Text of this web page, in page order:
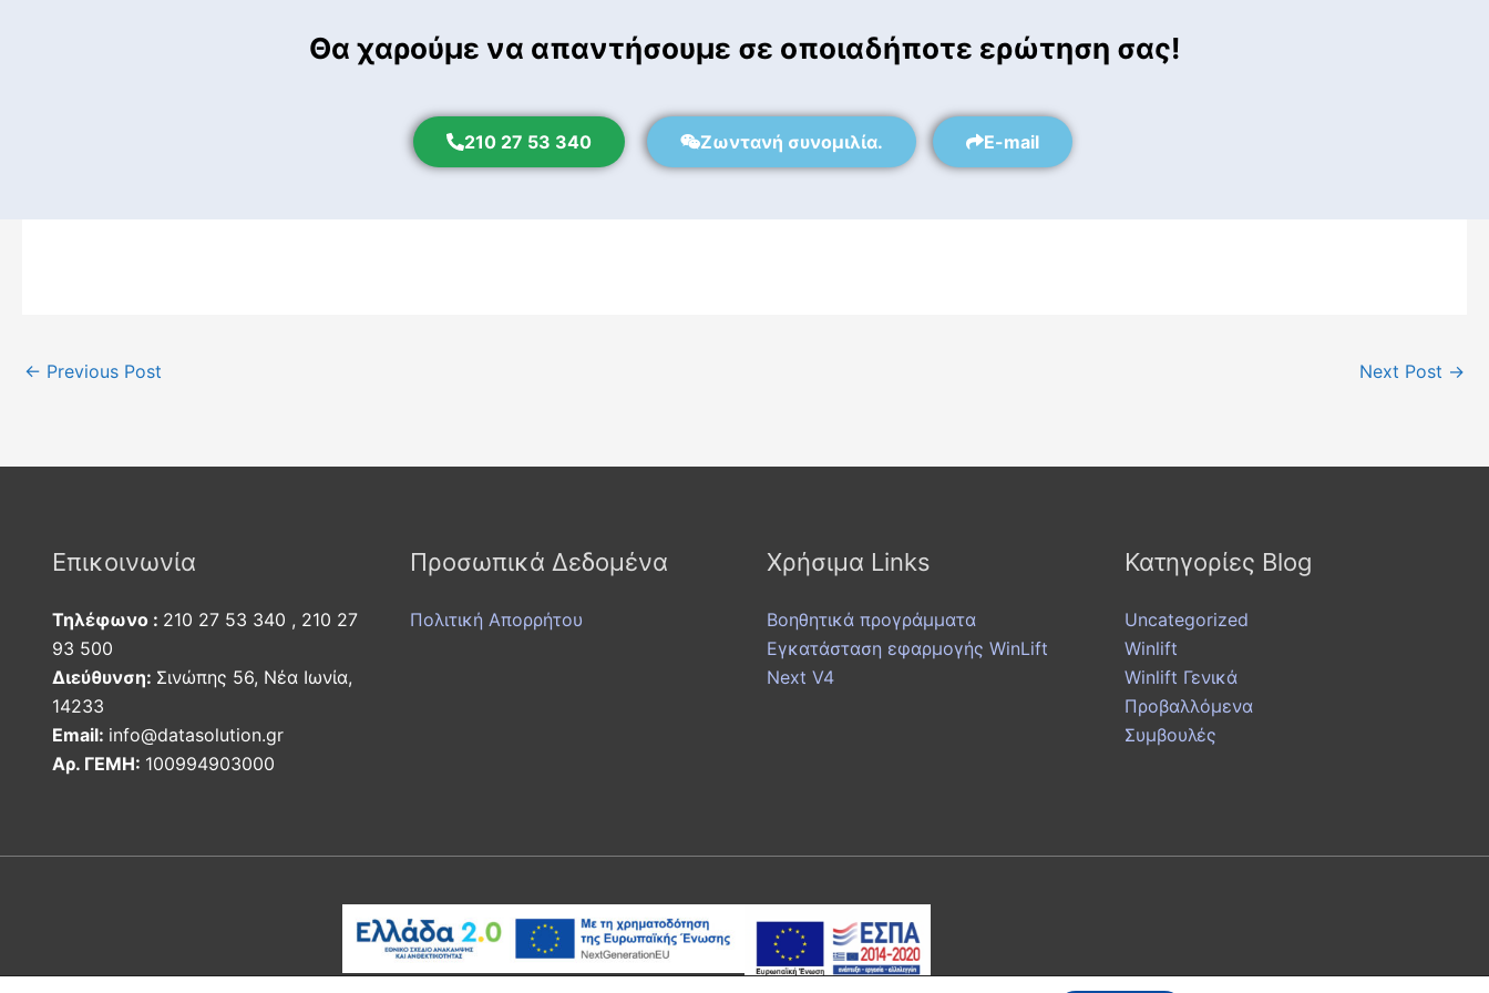
Θα χαρούμε να απαντήσουμε σε οποιαδήποτε ερώτηση σας!
210 27 53 340 Ζωντανή συνομιλία. E-mail
← Previous Post Next Post →
Επικοινωνία
Τηλέφωνο : 210 27 53 340 , 210 27
93 500
Διεύθυνση: Σινώπης 56, Νέα Ιωνία,
14233
Εmail: info@datasolution.gr
Αρ. ΓΕΜΗ: 100994903000
Προσωπικά Δεδομένα
Πολιτική Απορρήτου
Χρήσιμα Links
Βοηθητικά προγράμματα
Εγκατάσταση εφαρμογής WinLift
Next V4
Κατηγορίες Blog
Uncategorized
Winlift
Winlift Γενικά
Προβαλλόμενα
Συμβουλές